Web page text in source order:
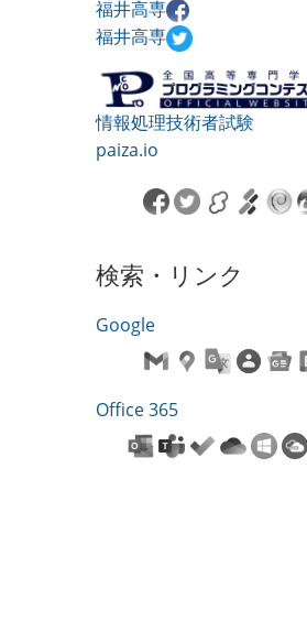
福井高専
福井高専
情報処理技術者試験
paiza.io
検索・リンク
Google
Office 365